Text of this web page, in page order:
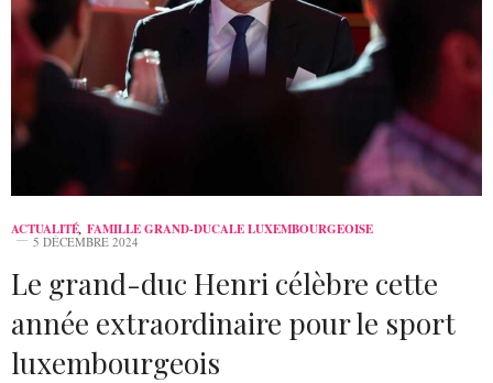
ACTUALITÉ, FAMILLE GRAND-DUCALE LUXEMBOURGEOISE
5 DÉCEMBRE 2024
Le grand-duc Henri célèbre cette
année extraordinaire pour le sport
luxembourgeois